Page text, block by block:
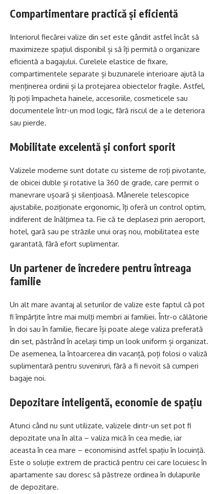
Compartimentare practică și eficientă
Interiorul fiecărei valize din set este gândit astfel încât să
maximizeze spațiul disponibil și să îți permită o organizare
eficientă a bagajului. Curelele elastice de fixare,
compartimentele separate și buzunarele interioare ajută la
menținerea ordinii și la protejarea obiectelor fragile. Astfel,
îți poți împacheta hainele, accesoriile, cosmeticele sau
documentele într-un mod logic, fără riscul de a le deteriora
sau pierde.
Mobilitate excelentă și confort sporit
Valizele moderne sunt dotate cu sisteme de roți pivotante,
de obicei duble și rotative la 360 de grade, care permit o
manevrare ușoară și silențioasă. Mânerele telescopice
ajustabile, poziționate ergonomic, îți oferă un control optim,
indiferent de înălțimea ta. Fie că te deplasezi prin aeroport,
hotel, gară sau pe străzile unui oraș nou, mobilitatea este
garantată, fără efort suplimentar.
Un partener de încredere pentru întreaga
familie
Un alt mare avantaj al seturilor de valize este faptul că pot
fi împărțite între mai mulți membri ai familiei. Într-o călătorie
în doi sau în familie, fiecare își poate alege valiza preferată
din set, păstrând în același timp un look uniform și organizat.
De asemenea, la întoarcerea din vacanță, poți folosi o valiză
suplimentară pentru suveniruri, fără a fi nevoit să cumperi
bagaje noi.
Depozitare inteligentă, economie de spațiu
Atunci când nu sunt utilizate, valizele dintr-un set pot fi
depozitate una în alta – valiza mică în cea medie, iar
aceasta în cea mare – economisind astfel spațiu în locuință.
Este o soluție extrem de practică pentru cei care locuiesc în
apartamente sau doresc să păstreze ordinea în dulapurile
de depozitare.